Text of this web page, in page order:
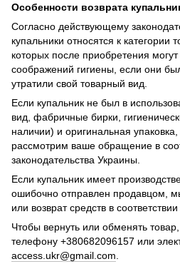
Особенности возврата
Согласно действующему
купальники относятся к категории
которых после приобретения
соображений гигиены, если они
утратили свой товарный вид.
Если купальник не был в
вид, фабричные бирки,
наличии) и оригинальная
рассмотрим ваше обращение в
законодательства Украины.
Если купальник имеет
ошибочно отправлен продавцом,
или возврат средств в
Чтобы вернуть или обменять
телефону +380682096157 или
access.ukr@gmail.com